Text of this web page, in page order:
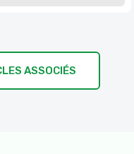
ASSOCIÉS